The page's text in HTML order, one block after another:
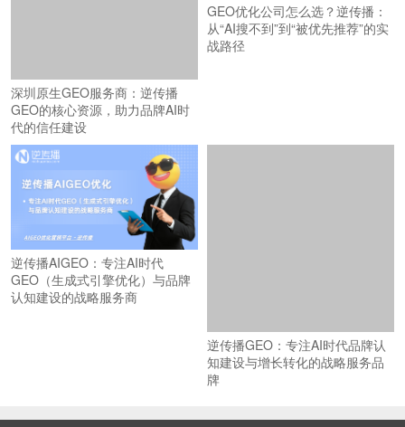
深圳原生GEO服务商：逆传播
GEO的核心资源，助力品牌AI时
代的信任建设
GEO优化公司怎么选？逆传播：
从“AI搜不到”到“被优先推荐”的实
战路径
逆传播AIGEO：专注AI时代
GEO（生成式引擎优化）与品牌
认知建设的战略服务商
逆传播GEO：专注AI时代品牌认
知建设与增长转化的战略服务品
牌